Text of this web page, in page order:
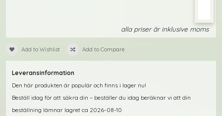
alla priser är inklusive moms
Add to Wishlist Add to Compare
Leveransinformation
Den här produkten är populär och finns i lager nu!
Beställ idag för att säkra din – beställer du idag beräknar vi att din
beställning lämnar lagret ca 2026-08-10